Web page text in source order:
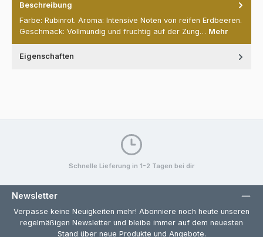
Beschreibung
Farbe: Rubinrot. Aroma: Intensive Noten von reifen Erdbeeren.
Geschmack: Vollmundig und fruchtig auf der Zung… Mehr
Eigenschaften
Schnelle Lieferung in 1-2 Tagen bei dir
Newsletter
Verpasse keine Neuigkeiten mehr! Abonniere noch heute unseren
regelmäßigen Newsletter und bleibe immer auf dem neuesten
Stand über neue Produkte und Angebote.